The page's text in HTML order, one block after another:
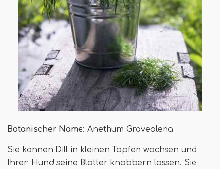
Botanischer Name: Anethum Graveolena
Sie können Dill in kleinen Töpfen wachsen und
Ihren Hund seine Blätter knabbern lassen. Sie